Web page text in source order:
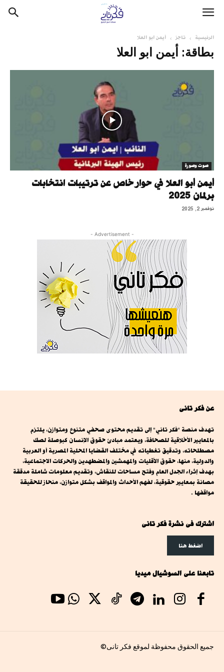
الرئيسية تاجز أيمن ابو العلا
بطاقة: أيمن ابو العلا
صوت وصورة
أيمن أبو العلا في حوار خاص عن ترتيبات انتخابات
برلمان 2025
نوفمبر 2, 2025
- Advertisement -
عن فكر تانى
تهدف منصة "فكر تاني" إلى تقديم محتوى صحفي متنوع ومتوازن، يلتزم
بالمعايير الأخلاقية للصحافة، ويعتمد مبادئ حقوق الإنسان كبوصلة لصك
مصطلحاته، وتدقيق تغطياته في مختلف القضايا المحلية المصرية أو العربية
والدولية، منها، حقوق الأقليات والمهمشين والمضطهدين والحركات الاجتماعية،
بهدف إثراء الجدل العام وفتح مساحات للنقاش، وتقديم معلومات شاملة مدققة
مصانة بمعايير حقوقية، لفهم الأحداث والمواقف بشكل متوازن، منحاز للحقيقة
مواقفها .
اشترك فى نشرة فكر تانى
اضغط هنا
تابعنا على السوشيال ميديا
جميع الحقوق محفوظة لموقع فكر تانى©